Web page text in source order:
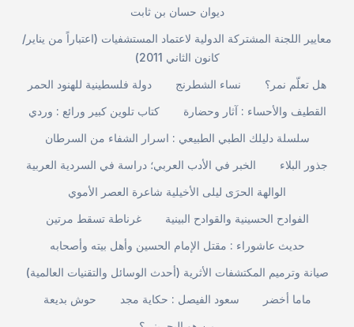
ديوان حسان بن ثابت
معايير اللجنة المشتركة الدولية لاعتماد المستشفيات (اعتباراً من يناير/
كانون الثاني 2011)
دولة فلسطينية للهنود الحمر
نساء الشطرنج
هل تعلّم نمر؟
كتاب تلوين كبير ورائع : وردي
القطيف والأحساء : آثار وحضارة
سلسلة دليلك الطبي الطبيعي : اسرار الشفاء من السرطان
الخبر في الأدب العربي؛ دراسة في السردية العربية
جذور البلاء
الوالهة الحرَى ليلى الأخيلية شاعرة العصر الأموي
غرناطة تسقط مرتين
الفوادح الحسينية والقوادح البينية
حديث عاشوراء : مقتل الإمام الحسين وأهل بيته وأصحابه
صيانة وترميم المكتشفات الأثرية (أحدث الوسائل والتقنيات العالمية)
حوش بديعة
سعود الفيصل : حكاية مجد
ماما أخضر